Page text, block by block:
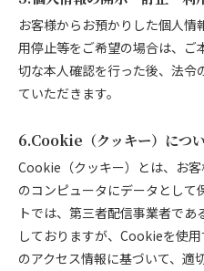
お客様からお預かりした個人
用停止等をご希望の場合は、ご
切な本人確認を行った後、法令
ていただきます。
6.Cookie（クッキー）につ
Cookie（クッキー）とは、お
のコンピュータにデータとして
トでは、第三者配信事業者で
しておりますが、Cookieを使
のアクセス情報に基づいて、適